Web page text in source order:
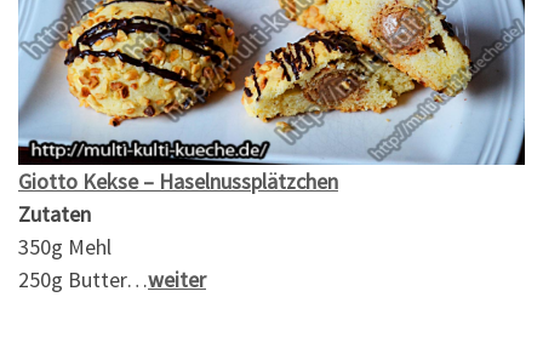
Giotto Kekse – Haselnussplätzchen
Zutaten
350g Mehl
250g Butter…weiter